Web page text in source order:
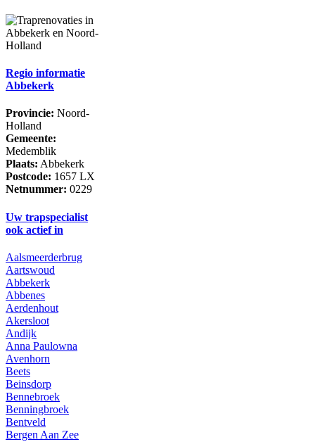
Regio informatie
Abbekerk
Provincie: Noord-
Holland
Gemeente:
Medemblik
Plaats: Abbekerk
Postcode: 1657 LX
Netnummer: 0229
Uw trapspecialist
ook actief in
Aalsmeerderbrug
Aartswoud
Abbekerk
Abbenes
Aerdenhout
Akersloot
Andijk
Anna Paulowna
Avenhorn
Beets
Beinsdorp
Bennebroek
Benningbroek
Bentveld
Bergen Aan Zee